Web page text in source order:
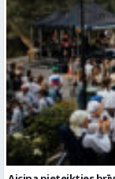
Aicina pieteikties
dzimšanas dienā
Citi raksti